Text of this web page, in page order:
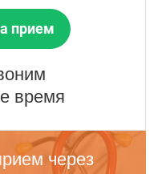
прием
время
через